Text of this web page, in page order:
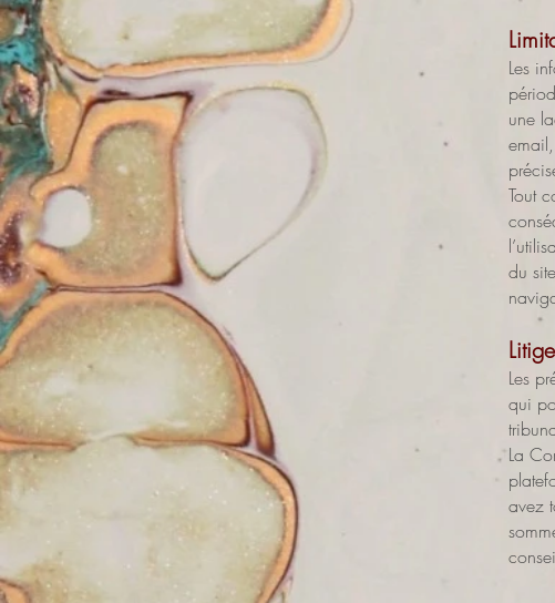
Les
une
Tout
du
Les
qui
La
avez